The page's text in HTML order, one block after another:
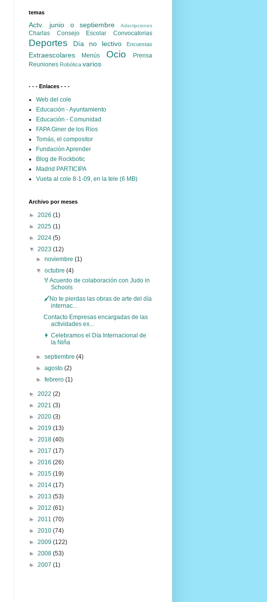
temas
Actv. junio o septiembre Adscripciones
Charlas Consejo Escolar Convocatorias
Deportes Día no lectivo Encuestas
Extraescolares Menús Ocio
Prensa
Reuniones Robótica varios
- - - Enlaces - - -
Web del cole
Educación - Ayuntamiento
Educación - Comunidad
FAPA Giner de los Ríos
Tomás, el compositor
Fundación Aprender
Blog de Rockbotic
Madrid PARTICIPA
Vueta al cole 8-1-09, en la tele (6 MB)
Archivo por meses
► 2026 (1)
► 2025 (1)
► 2024 (5)
▼ 2023 (12)
►noviembre(1)
▼octubre(4)
🏅Acuerdo de colaboración con Judo in
Schools
🖌No te pierdas las obras de arte del día
internac...
Contacto Empresas encargadas de las
actividades ex...
👩 Celebramos el Día Internacional de
la Niña
►septiembre(4)
►agosto(2)
►febrero(1)
► 2022 (2)
► 2021 (3)
► 2020 (3)
► 2019 (13)
► 2018 (40)
► 2017 (17)
► 2016 (26)
► 2015 (19)
► 2014 (17)
► 2013 (53)
► 2012 (61)
► 2011 (70)
► 2010 (74)
► 2009 (122)
► 2008 (53)
► 2007 (1)